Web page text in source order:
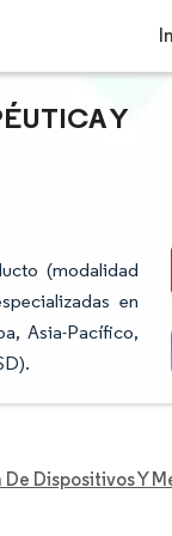
Y
(modalidad
en
Asia-Pacífico,
Dispositivos Y